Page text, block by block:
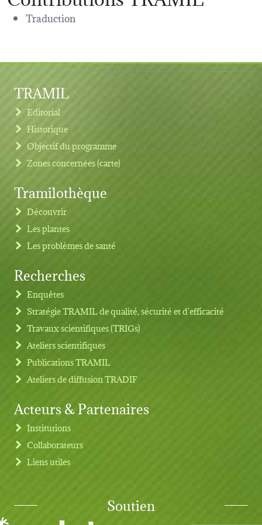
Traduction
Footer menu
TRAMIL
Editorial
Historique
Objectif du programme
Zones concernées (carte)
Tramilothèque
Découvrir
Les plantes
Les problèmes de santé
Recherches
Enquêtes
Stratégie TRAMIL de qualité, sécurité et d'efficacité
Travaux scientifiques (TRIGs)
Ateliers scientifiques
Publications TRAMIL
Ateliers de diffusion TRADIF
Acteurs & Partenaires
Institutions
Collaborateurs
Liens utiles
Soutien